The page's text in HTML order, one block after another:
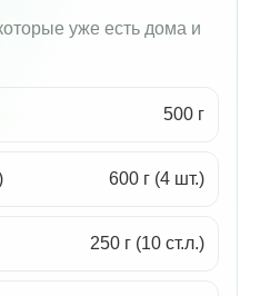
уже есть дома и
500 г
600 г (4 шт.)
250 г (10 ст.л.)